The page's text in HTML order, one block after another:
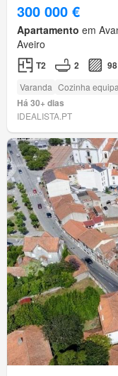
300 000 €
Apartamento em
Aveiro
T2 2
Varanda Cozinha
Há 30+ dias
IDEALISTA.PT